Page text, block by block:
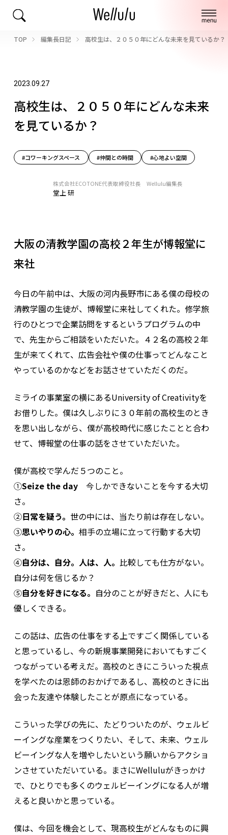
TOP 編集長日記 高校生は、２０５０年にどんな未来を見ているか？
2023.09.27
高校生は、２０５０年にどんな未来
を見ているか？
#コワーキングスペース #仲間との時間 #心地よい空間
株式会社ECOTONE代表取締役社長 Wellulu編集長
堂上 研
大阪の清教学園の高校２年生が博報堂に
来社
今日の午前中は、大阪の河内長野市にある僕の母校の
清教学園の生徒が、博報堂に来社してくれた。修学旅
行のひとつで企業訪問をするというプログラムの中
で、先生からご相談をいただいた。４２名の高校２年
生が来てくれて、広告会社や僕の仕事ってどんなこと
やっているのかなどをお話させていただくのだ。
ミライの事業室の横にあるUniversity of Creativityを
お借りした。僕は久しぶりに３０年前の高校生のとき
を思い出しながら、僕が高校時代に感じたことと合わ
せて、博報堂の仕事の話をさせていただいた。
僕が高校で学んだ５つのこと。
①Seize the day今しかできないことを今する大切
さ。
②日常を疑う。 世の中には、当たり前は存在しない。
③思いやりの心。 相手の立場に立って行動する大切
さ。
④自分は、自分。人は、人。 比較しても仕方がない。
自分は何を信じるか？
⑤自分を好きになる。 自分のことが好きだと、人にも
優しくできる。
この話は、広告の仕事をする上ですごく関係している
と思っているし、今の新規事業開発においてもすごく
つながっている考えだ。高校のときにこういった視点
を学べたのは恩師のおかげであるし、高校のときに出
会った友達や体験したことが原点になっている。
こういった学びの先に、たどりついたのが、ウェルビ
ーイングな産業をつくりたい、そして、未来、ウェル
ビーイングな人を増やしたいという願いからアクショ
ンさせていただいている。まさにWelluluがきっかけ
で、ひとりでも多くのウェルビーイングになる人が増
えると良いかと思っている。
僕は、今回を機会として、現高校生がどんなものに興